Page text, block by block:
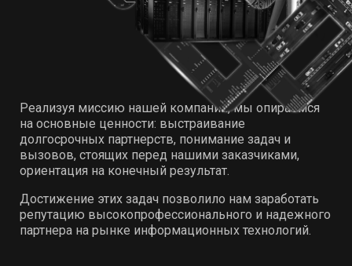
Реализуя миссию нашей компании, мы опираемся
на основные ценности: выстраивание
долгосрочных партнерств, понимание задач и
вызовов, стоящих перед нашими заказчиками,
ориентация на конечный результат.
Достижение этих задач позволило нам заработать
репутацию высокопрофессионального и надежного
партнера на рынке информационных технологий.